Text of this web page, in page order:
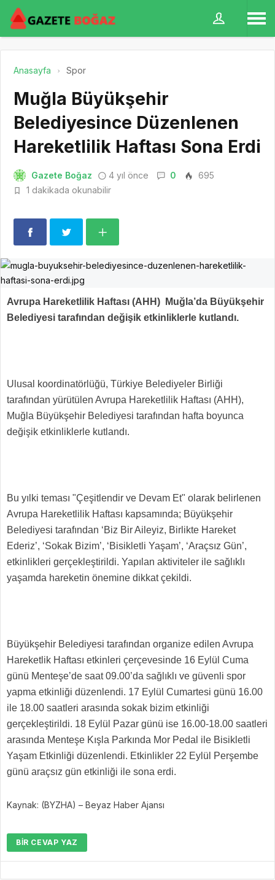
Anasayfa Spor
Muğla Büyükşehir
Belediyesince Düzenlenen
Hareketlilik Haftası Sona Erdi
Gazete Boğaz 4 yıl önce 0
695
1 dakikada okunabilir
Avrupa Hareketlilik Haftası (AHH) Muğla’da Büyükşehir
Belediyesi tarafından değişik etkinliklerle kutlandı.
Ulusal koordinatörlüğü, Türkiye Belediyeler Birliği
tarafından yürütülen Avrupa Hareketlilik Haftası (AHH),
Muğla Büyükşehir Belediyesi tarafından hafta boyunca
değişik etkinliklerle kutlandı.
Bu yılki teması "Çeşitlendir ve Devam Et" olarak belirlenen
Avrupa Hareketlilik Haftası kapsamında; Büyükşehir
Belediyesi tarafından ‘Biz Bir Aileyiz, Birlikte Hareket
Ederiz’, ‘Sokak Bizim’, ‘Bisikletli Yaşam’, ‘Araçsız Gün’,
etkinlikleri gerçekleştirildi. Yapılan aktiviteler ile sağlıklı
yaşamda hareketin önemine dikkat çekildi.
Büyükşehir Belediyesi tarafından organize edilen Avrupa
Hareketlik Haftası etkinleri çerçevesinde 16 Eylül Cuma
günü Menteşe’de saat 09.00’da sağlıklı ve güvenli spor
yapma etkinliği düzenlendi. 17 Eylül Cumartesi günü 16.00
ile 18.00 saatleri arasında sokak bizim etkinliği
gerçekleştirildi. 18 Eylül Pazar günü ise 16.00-18.00 saatleri
arasında Menteşe Kışla Parkında Mor Pedal ile Bisikletli
Yaşam Etkinliği düzenlendi. Etkinlikler 22 Eylül Perşembe
günü araçsız gün etkinliği ile sona erdi.
Kaynak: (BYZHA) – Beyaz Haber Ajansı
BIR CEVAP YAZ